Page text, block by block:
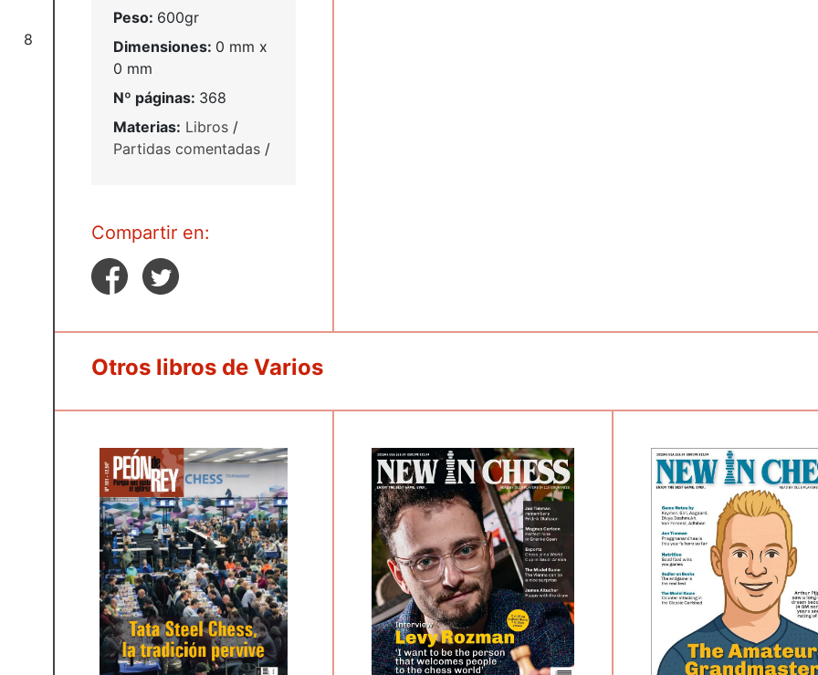
8
Peso: 600gr
Dimensiones: 0 mm x
0 mm
Nº páginas: 368
Materias: Libros /
Partidas comentadas /
Compartir en:
Otros libros de Varios